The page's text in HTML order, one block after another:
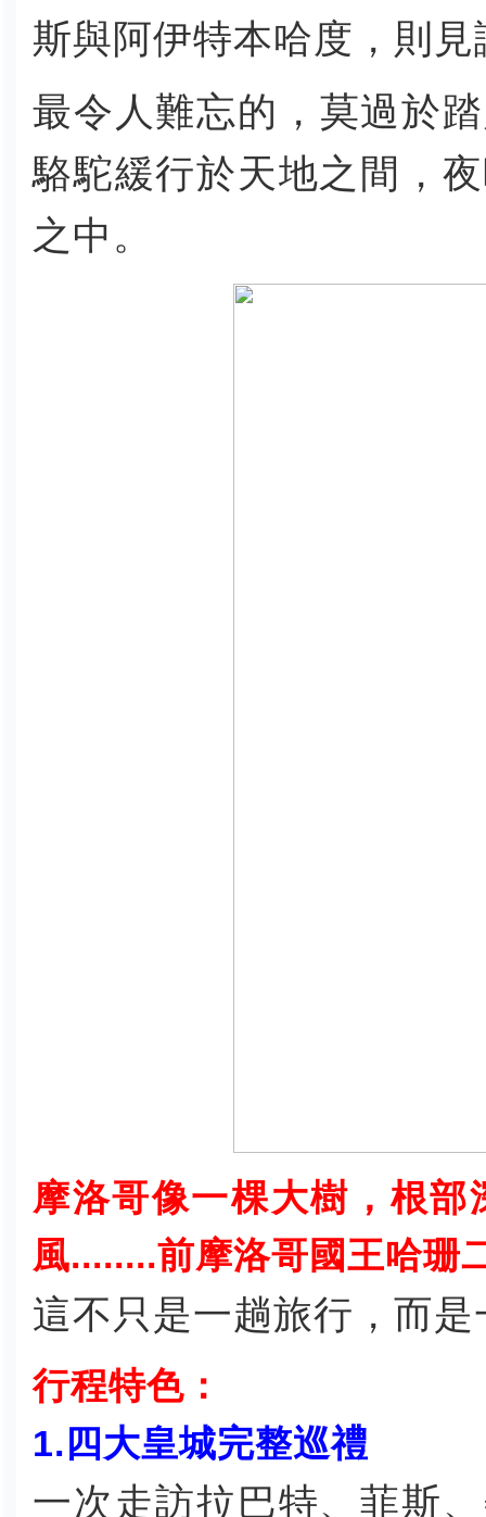
斯與阿伊特本哈度，則
最令人難忘的，莫過於
駱駝緩行於天地之間，
之中。
摩洛哥像一棵大樹，根
風........前摩洛哥國王哈珊
這不只是一趟旅行，而
行程特色：
1.四大皇城完整巡禮
一次走訪拉巴特、菲斯